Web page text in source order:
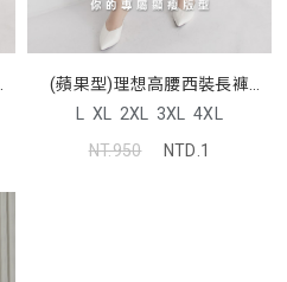
(蘋果型)理想高腰西裝長褲
MISS. 中大尺碼褲子
L XL 2XL 3XL 4XL
NT.950
NTD.1